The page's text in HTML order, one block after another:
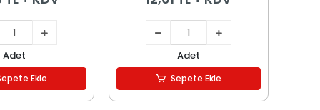
Adet
Ekle
Adet
Sepete Ekle